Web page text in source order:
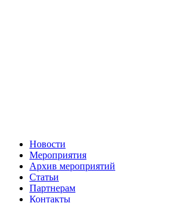
Новости
Мероприятия
Архив мероприятий
Статьи
Партнерам
Контакты